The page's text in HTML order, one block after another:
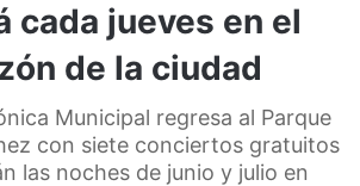
cada jueves en el
de la ciudad
Municipal regresa al Parque
con siete conciertos gratuitos
las noches de junio y julio en